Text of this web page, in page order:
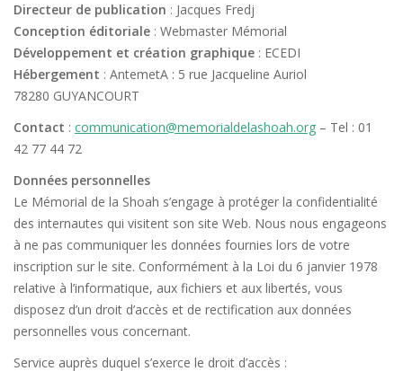
Directeur de publication : Jacques Fredj
Conception éditoriale : Webmaster Mémorial
Développement et création graphique : ECEDI
Hébergement : AntemetA : 5 rue Jacqueline Auriol
78280 GUYANCOURT
Contact : communication@memorialdelashoah.org – Tel : 01
42 77 44 72
Données personnelles
Le Mémorial de la Shoah s’engage à protéger la confidentialité
des internautes qui visitent son site Web. Nous nous engageons
à ne pas communiquer les données fournies lors de votre
inscription sur le site. Conformément à la Loi du 6 janvier 1978
relative à l’informatique, aux fichiers et aux libertés, vous
disposez d’un droit d’accès et de rectification aux données
personnelles vous concernant.
Service auprès duquel s’exerce le droit d’accès :